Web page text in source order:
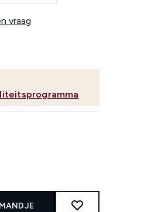
vraag